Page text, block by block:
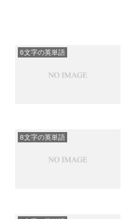
6文字の英単語
8文字の英単語